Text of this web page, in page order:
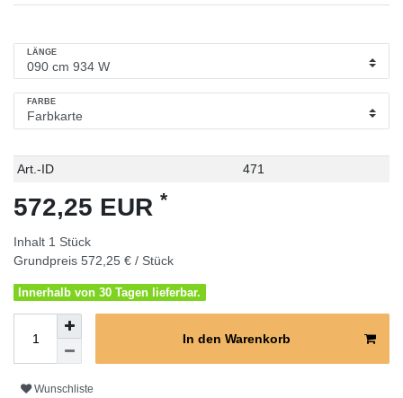
LÄNGE
FARBE
Technisches
Wert
Art.-ID 471
572,25 EUR *
Inhalt 1 Stück
Grundpreis 572,25 € / Stück
Innerhalb von 30 Tagen lieferbar.
In den Warenkorb
Wunschliste